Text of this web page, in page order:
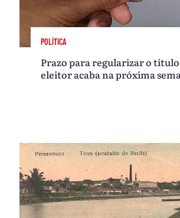
POLÍTICA
Prazo para regularizar o título
eleitor acaba na próxima